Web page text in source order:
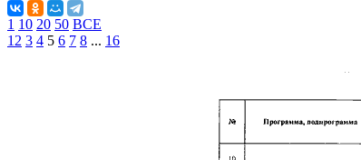
1 10 20 50 ВСЕ
1 2 3 4 5 6 7 8 ... 16